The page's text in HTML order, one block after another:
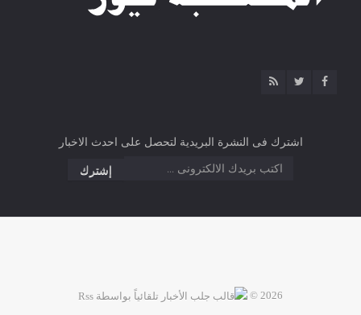
اشترك فى النشرة البريدية لتحصل على احدث الاخبار
2026 ©